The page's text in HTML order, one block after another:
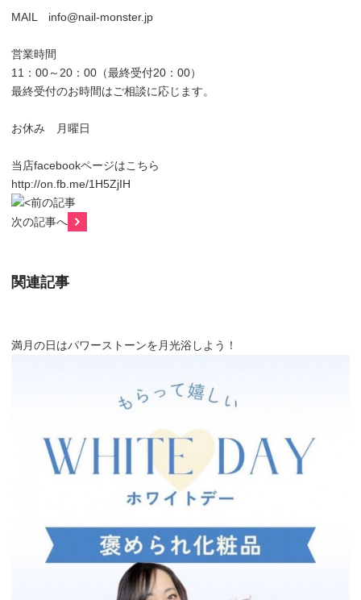
MAIL info@nail-monster.jp
営業時間
11：00～20：00（最終受付20：00）
最終受付のお時間はご相談に応じます。
お休み 月曜日
当店facebookページはこちら
http://on.fb.me/1H5ZjIH
前の記事
次の記事へ
関連記事
満月の日はパワーストーンを月光浴しよう！